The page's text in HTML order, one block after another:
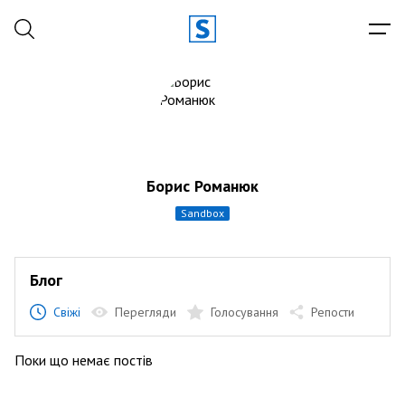
Борис Романюк
sandbox
Блог
Свіжі Перегляди Голосування Репости
Поки що немає постів